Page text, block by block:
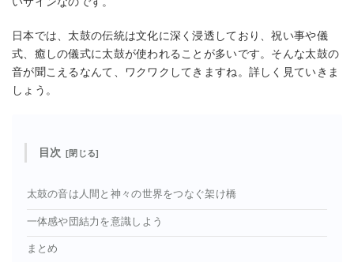
日本では、太鼓の伝統は文化に深く浸透しており、祝い事や儀
式、癒しの儀式に太鼓が使われることが多いです。そんな太鼓の
音が聞こえるなんて、ワクワクしてきますね。詳しく見ていきま
しょう。
目次
太鼓の音は人間と神々の世界をつなぐ架け橋
一体感や団結力を意識しよう
まとめ